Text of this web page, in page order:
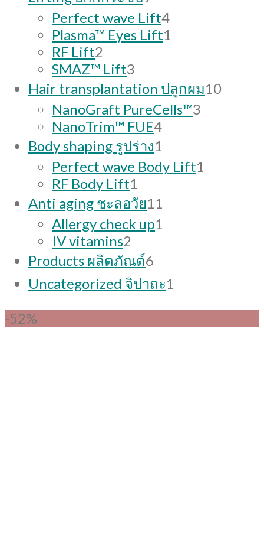
products
Perfect wave Lift44
Plasma™ Eyes Lift1
RF Lift2
products
SMAZ™ Lift3
products
Hair transplantation ปลูกผม1010
NanoGraft PureCells™3
NanoTrim™ FUE44
Body shaping รูปร่าง1
product
Perfect wave Body Lift1
RF Body Lift1
product
Anti aging ชะลอวัย11
Allergy check up1
IV vitamins2
products
Products ผลิตภัณต์6
Uncategorized จิปาถะ1
-52%